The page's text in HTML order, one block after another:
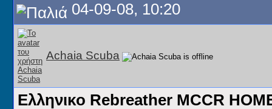
04-09-08, 10:20
Achaia Scuba
Ελληνικο Rebreather MCCR